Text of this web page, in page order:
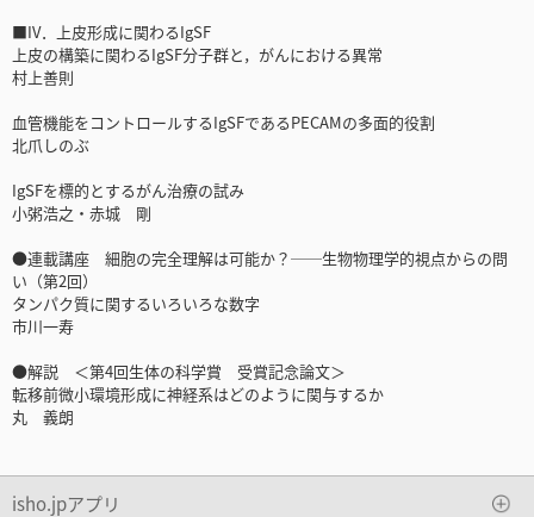
■IV．上皮形成に関わるIgSF
上皮の構築に関わるIgSF分子群と，がんにおける異常
村上善則
血管機能をコントロールするIgSFであるPECAMの多面的役割
北爪しのぶ
IgSFを標的とするがん治療の試み
小粥浩之・赤城 剛
●連載講座 細胞の完全理解は可能か？──生物物理学的視点からの問
い（第2回）
タンパク質に関するいろいろな数字
市川一寿
●解説 ＜第4回生体の科学賞 受賞記念論文＞
転移前微小環境形成に神経系はどのように関与するか
丸 義朗
isho.jpアプリ